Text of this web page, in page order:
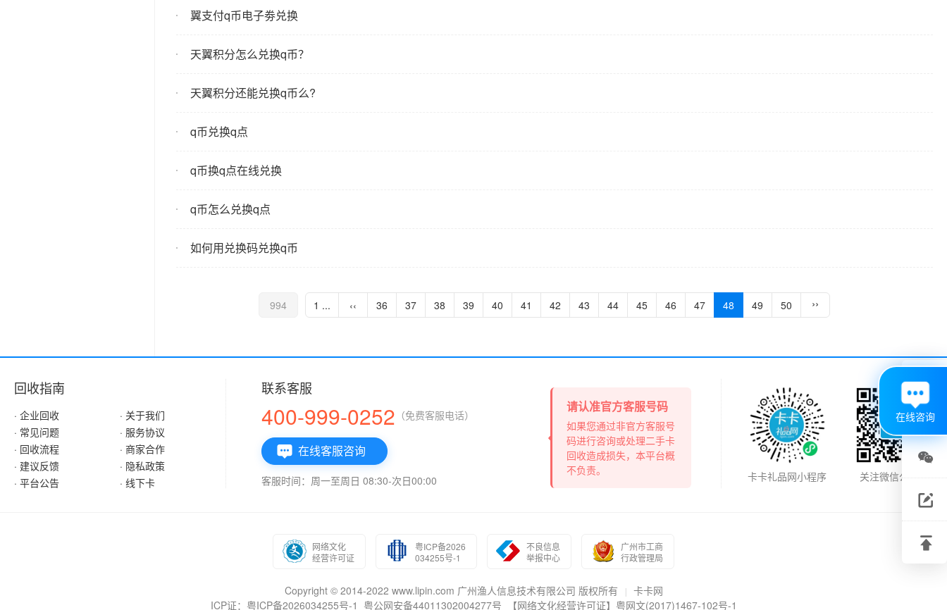
翼支付q币电子劵兑换
天翼积分怎么兑换q币？
天翼积分还能兑换q币么?
q币兑换q点
q币换q点在线兑换
q币怎么兑换q点
如何用兑换码兑换q币
994 1 ... ‹‹ 36 37 38 39 40 41 42 43 44 45 46 47 48 49 50 ››
回收指南
· 企业回收
· 关于我们
· 常见问题
· 服务协议
· 回收流程
· 商家合作
· 建议反馈
· 隐私政策
· 平台公告
· 线下卡
联系客服
400-999-0252 （免费客服电话）
 在线客服咨询
客服时间：周一至周日 08:30-次日00:00
请认准官方客服号码
如果您通过非官方客服号
码进行咨询或处理二手卡
回收造成损失，本平台概
不负责。
卡卡礼品网小程序 关注微信公众号
网络文化
经营许可证
粤ICP备2026
034255号-1
不良信息
举报中心
广州市工商
行政管理局
Copyright © 2014-2022 www.lipin.com 广州渔人信息技术有限公司 版权所有
卡卡网
ICP证：粤ICP备2026034255号-1 粤公网安备44011302004277号 【网络文化经营许可证】粤网文(2017)1467-102号-1

在线咨询

关注
微信

建议
反馈
